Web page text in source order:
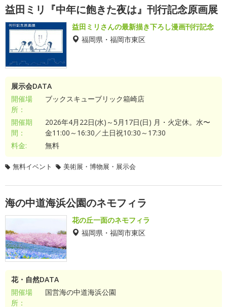
益田ミリ『中年に飽きた夜は』刊行記念原画展
益田ミリさんの最新描き下ろし漫画刊行記念
福岡県・福岡市東区
展示会DATA
開催場
所：
ブックスキューブリック箱崎店
開催期
間：
2026年4月22日(水)～5月17日(日) 月・火定休。水〜
金11:00～16:30／土日祝10:30～17:30
料金:
無料
無料イベント 美術展・博物展・展示会
海の中道海浜公園のネモフィラ
花の丘一面のネモフィラ
福岡県・福岡市東区
花・自然DATA
開催場
所：
国営海の中道海浜公園